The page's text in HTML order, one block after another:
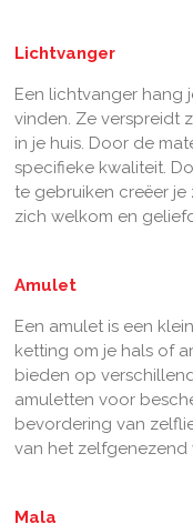
Lichtvanger
Een lichtvanger hang
vinden. Ze verspreidt
in je huis. Door de
specifieke kwaliteit.
te gebruiken creëer
zich welkom en
Amulet
Een amulet is een
ketting om je hals of
bieden op
amuletten voor
bevordering van
van het zelfgenezend
Mala